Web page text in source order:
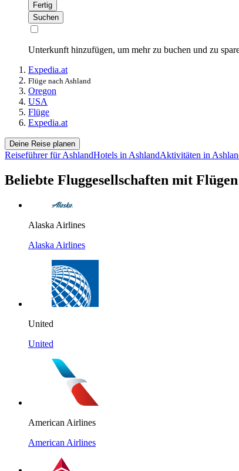
Fertig
Suchen
Unterkunft hinzufügen, um mehr zu buchen und zu
Expedia.at
Flüge nach Ashland
Oregon
USA
Flüge
Expedia.at
Deine Reise planen
Reiseführer für AshlandHotels in AshlandAktivitäten in
Beliebte Fluggesellschaften mit
Alaska Airlines
Alaska Airlines
United
United
American Airlines
American Airlines